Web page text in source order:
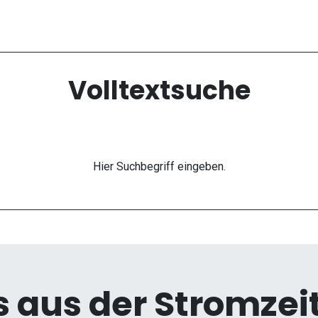
Volltextsuche
Hier Suchbegriff eingeben.
aus der